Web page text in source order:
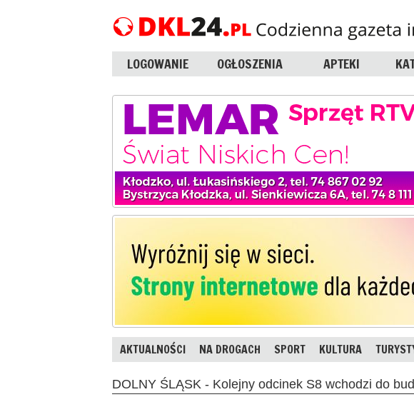
LOGOWANIE OGŁOSZENIA APTEKI
AKTUALNOŚCI NA DROGACH SPORT KULTURA
DOLNY ŚLĄSK - Kolejny odcinek S8 wchodzi do